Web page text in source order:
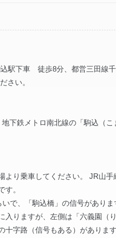
駅下車 徒歩8分、都営三田線
。
下鉄メトロ南北線の「駒込（
より乗車してください。 JR山
す。
で、「駒込橋」の信号がありま
りますが、左側は「六義園（
字路（信号もある）があります